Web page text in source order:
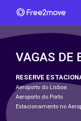
VAGAS DE
RESERVE
Aeroporto do Lisboa
Aeroporto do Porto
Estacionamento no